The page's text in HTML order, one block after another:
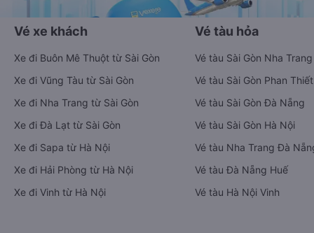
Vé xe khách
Xe đi Buôn Mê Thuột từ Sài Gòn
Xe đi Vũng Tàu từ Sài Gòn
Xe đi Nha Trang từ Sài Gòn
Xe đi Đà Lạt từ Sài Gòn
Xe đi Sapa từ Hà Nội
Xe đi Hải Phòng từ Hà Nội
Xe đi Vinh từ Hà Nội
Vé tàu hỏa
Vé tàu Sài Gòn Nha Trang
Vé tàu Sài Gòn Phan Thiết
Vé tàu Sài Gòn Đà Nẵng
Vé tàu Sài Gòn Hà Nội
Vé tàu Nha Trang Đà
Vé tàu Đà Nẵng Huế
Vé tàu Hà Nội Vinh